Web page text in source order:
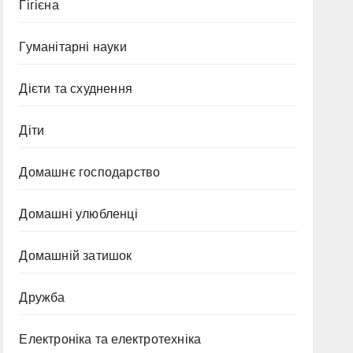
Гігієна
Гуманітарні науки
Дієти та схуднення
Діти
Домашнє господарство
Домашні улюбленці
Домашній затишок
Дружба
Електроніка та електротехніка